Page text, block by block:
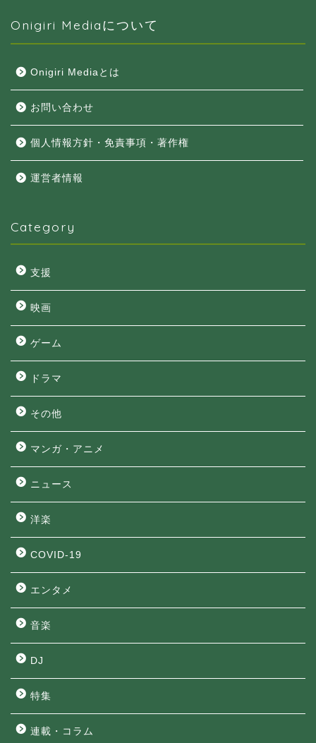
Onigiri Mediaについて
Onigiri Mediaとは
お問い合わせ
個人情報方針・免責事項・著作権
運営者情報
Category
支援
映画
ゲーム
ドラマ
その他
マンガ・アニメ
ニュース
洋楽
COVID-19
エンタメ
音楽
DJ
特集
連載・コラム